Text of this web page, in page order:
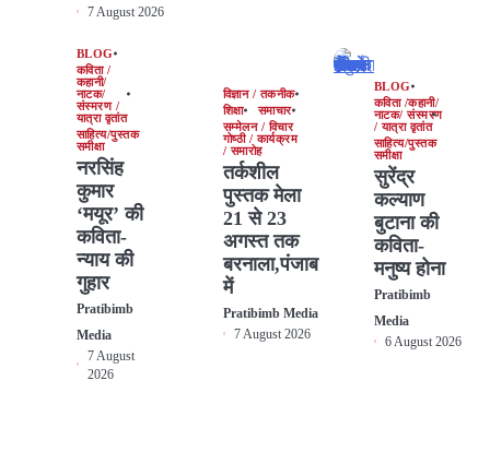
7 August 2026
BLOG
कविता /
कहानी/
नाटक/
संस्मरण /
यात्रा वृतांत
साहित्य/पुस्तक
समीक्षा
नरसिंह
कुमार
‘मयूर’ की
कविता-
न्याय की
गुहार
Pratibimb
Media
7 August
2026
विज्ञान / तकनीक
शिक्षा
समाचार
सम्मेलन / विचार
गोष्ठी / कार्यक्रम
/ समारोह
तर्कशील
पुस्तक मेला
21 से 23
अगस्त तक
बरनाला,पंजाब
में
Pratibimb Media
7 August 2026
BLOG
कविता /कहानी/
नाटक/ संस्मरण
/ यात्रा वृतांत
साहित्य/पुस्तक
समीक्षा
सुरेंद्र
कल्याण
बुटाना की
कविता-
मनुष्य होना
Pratibimb
Media
6 August 2026